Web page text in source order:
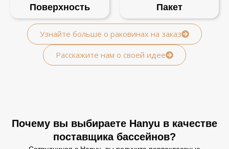
Поверхность Пакет
Узнайте больше о раковинах на заказ
Расскажите нам о своей идее
Почему вы выбираете Hanyu в качестве
поставщика бассейнов?